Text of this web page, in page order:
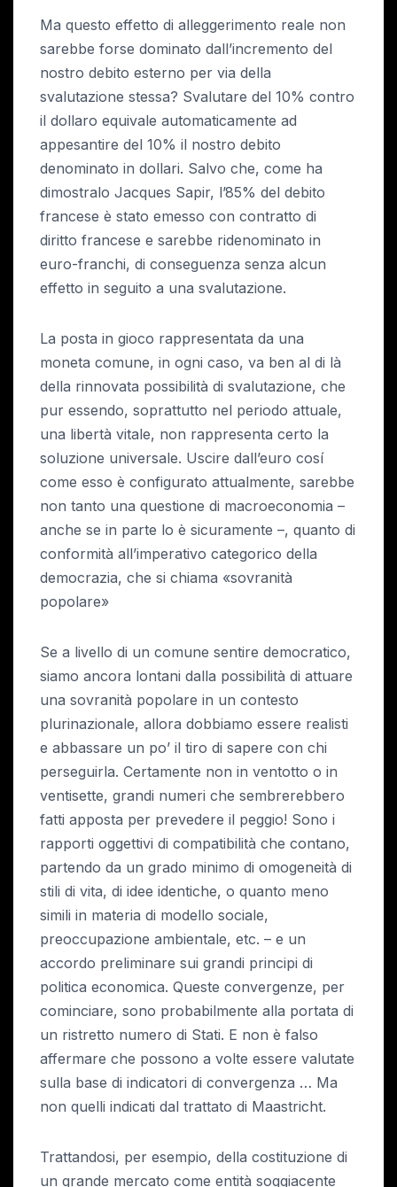
Ma questo effetto di alleggerimento reale non
sarebbe forse dominato dall’incremento del
nostro debito esterno per via della
svalutazione stessa? Svalutare del 10% contro
il dollaro equivale automaticamente ad
appesantire del 10% il nostro debito
denominato in dollari. Salvo che, come ha
dimostralo Jacques Sapir, l’85% del debito
francese è stato emesso con contratto di
diritto francese e sarebbe ridenominato in
euro-franchi, di conseguenza senza alcun
effetto in seguito a una svalutazione.
La posta in gioco rappresentata da una
moneta comune, in ogni caso, va ben al di là
della rinnovata possibilità di svalutazione, che
pur essendo, soprattutto nel periodo attuale,
una libertà vitale, non rappresenta certo la
soluzione universale. Uscire dall’euro cosí
come esso è configurato attualmente, sarebbe
non tanto una questione di macroeconomia –
anche se in parte lo è sicuramente –, quanto di
conformità all’imperativo categorico della
democrazia, che si chiama «sovranità
popolare»
Se a livello di un comune sentire democratico,
siamo ancora lontani dalla possibilità di attuare
una sovranità popolare in un contesto
plurinazionale, allora dobbiamo essere realisti
e abbassare un po’ il tiro di sapere con chi
perseguirla. Certamente non in ventotto o in
ventisette, grandi numeri che sembrerebbero
fatti apposta per prevedere il peggio! Sono i
rapporti oggettivi di compatibilità che contano,
partendo da un grado minimo di omogeneità di
stili di vita, di idee identiche, o quanto meno
simili in materia di modello sociale,
preoccupazione ambientale, etc. – e un
accordo preliminare sui grandi principi di
politica economica. Queste convergenze, per
cominciare, sono probabilmente alla portata di
un ristretto numero di Stati. E non è falso
affermare che possono a volte essere valutate
sulla base di indicatori di convergenza … Ma
non quelli indicati dal trattato di Maastricht.
Trattandosi, per esempio, della costituzione di
un grande mercato come entità soggiacente